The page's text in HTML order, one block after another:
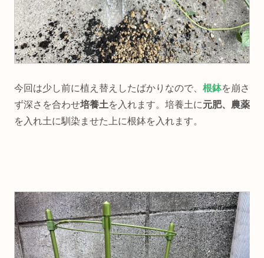
今回は少し前に植え替えしたばかりなので、 根鉢を崩さ
ず深さを合わせ培養土を入れます。培養土に元肥、農薬
を入れ土に馴染ませた上に根鉢を入れます。